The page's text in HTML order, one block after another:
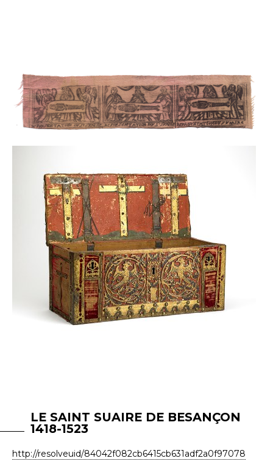
LE SAINT SUAIRE DE BESANÇON
1418-1523
http://resolveuid/84042f082cb6415cb631adf2a0f97078